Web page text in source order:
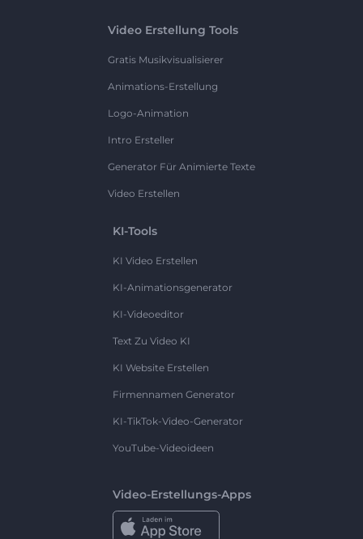
Video Erstellung Tools
Gratis Musikvisualisierer
Animations-Erstellung
Logo-Animation
Intro Ersteller
Generator Für Animierte Texte
Video Erstellen
KI-Tools
KI Video Erstellen
KI-Animationsgenerator
KI-Videoeditor
Text Zu Video KI
KI Website Erstellen
Firmennamen Generator
KI-TikTok-Video-Generator
YouTube-Videoideen
Video-Erstellungs-Apps